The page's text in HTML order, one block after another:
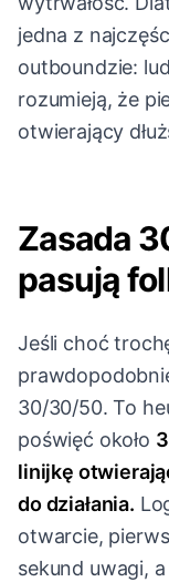
jedna z
outboundzie:
rozumieją, że
otwierający
Zasada
pasują
Jeśli choć
30/30/50. To
poświęć około
linijkę
do działania.
otwarcie,
sekund uwagi,